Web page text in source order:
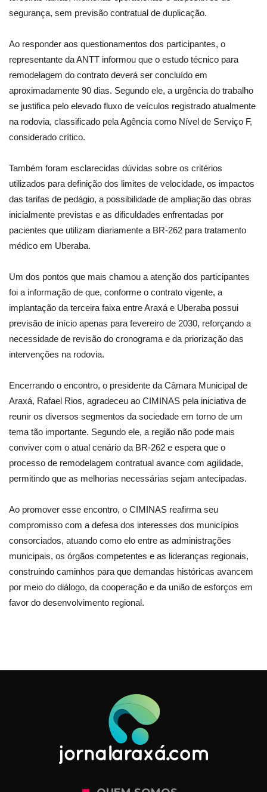
segurança, sem previsão contratual de duplicação.
Ao responder aos questionamentos dos participantes, o
representante da ANTT informou que o estudo técnico para
remodelagem do contrato deverá ser concluído em
aproximadamente 90 dias. Segundo ele, a urgência do trabalho
se justifica pelo elevado fluxo de veículos registrado atualmente
na rodovia, classificado pela Agência como Nível de Serviço F,
considerado crítico.
Também foram esclarecidas dúvidas sobre os critérios
utilizados para definição dos limites de velocidade, os impactos
das tarifas de pedágio, a possibilidade de ampliação das obras
inicialmente previstas e as dificuldades enfrentadas por
pacientes que utilizam diariamente a BR-262 para tratamento
médico em Uberaba.
Um dos pontos que mais chamou a atenção dos participantes
foi a informação de que, conforme o contrato vigente, a
implantação da terceira faixa entre Araxá e Uberaba possui
previsão de início apenas para fevereiro de 2030, reforçando a
necessidade de revisão do cronograma e da priorização das
intervenções na rodovia.
Encerrando o encontro, o presidente da Câmara Municipal de
Araxá, Rafael Rios, agradeceu ao CIMINAS pela iniciativa de
reunir os diversos segmentos da sociedade em torno de um
tema tão importante. Segundo ele, a região não pode mais
conviver com o atual cenário da BR-262 e espera que o
processo de remodelagem contratual avance com agilidade,
permitindo que as melhorias necessárias sejam antecipadas.
Ao promover esse encontro, o CIMINAS reafirma seu
compromisso com a defesa dos interesses dos municípios
consorciados, atuando como elo entre as administrações
municipais, os órgãos competentes e as lideranças regionais,
construindo caminhos para que demandas históricas avancem
por meio do diálogo, da cooperação e da união de esforços em
favor do desenvolvimento regional.